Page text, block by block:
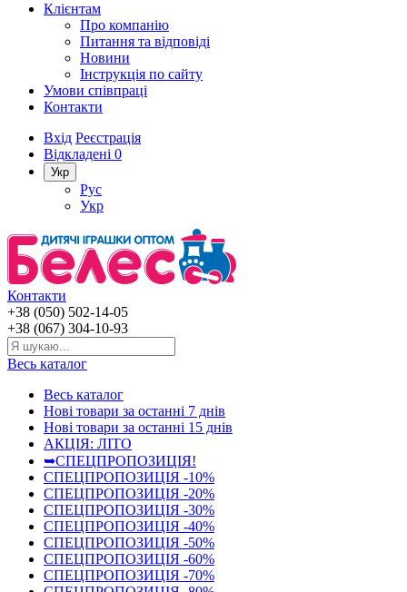
Клієнтам
Про компанію
Питання та відповіді
Новини
Інструкція по сайту
Умови співпраці
Контакти
Вхід Реєстрація
Відкладені 0
Укр
Рус
Укр
Контакти
+38 (050) 502-14-05
+38 (067) 304-10-93
Весь каталог
Весь каталог
Нові товари за останнi 7 днiв
Нові товари за останнi 15 днiв
АКЦІЯ: ЛІТО
➥СПЕЦПРОПОЗИЦІЯ!
СПЕЦПРОПОЗИЦІЯ -10%
СПЕЦПРОПОЗИЦІЯ -20%
СПЕЦПРОПОЗИЦІЯ -30%
СПЕЦПРОПОЗИЦІЯ -40%
СПЕЦПРОПОЗИЦІЯ -50%
СПЕЦПРОПОЗИЦІЯ -60%
СПЕЦПРОПОЗИЦІЯ -70%